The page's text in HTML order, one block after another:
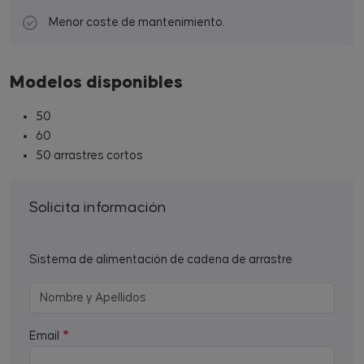
Menor coste de mantenimiento.
Modelos disponibles
50
60
50 arrastres cortos
Solicita información
Sistema de alimentación de cadena de arrastre
Email